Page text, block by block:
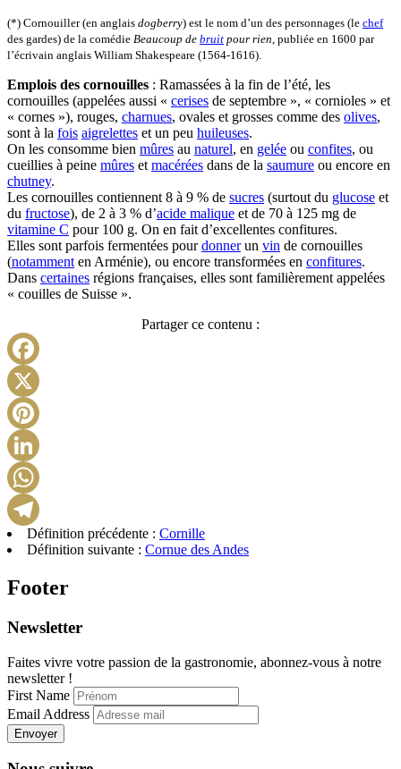
(*) Cornouiller (en anglais dogberry) est le nom d’un des personnages (le chef
des gardes) de la comédie Beaucoup de bruit pour rien, publiée en 1600 par
l’écrivain anglais William Shakespeare (1564-1616).
Emplois des cornouilles : Ramassées à la fin de l’été, les
cornouilles (appelées aussi « cerises de septembre », « cornioles » et
« cornes »), rouges, charnues, ovales et grosses comme des olives,
sont à la fois aigrelettes et un peu huileuses.
On les consomme bien mûres au naturel, en gelée ou confites, ou
cueillies à peine mûres et macérées dans de la saumure ou encore en
chutney.
Les cornouilles contiennent 8 à 9 % de sucres (surtout du glucose et
du fructose), de 2 à 3 % d’acide malique et de 70 à 125 mg de
vitamine C pour 100 g. On en fait d’excellentes confitures.
Elles sont parfois fermentées pourdonnerun vin de cornouilles
(notamment en Arménie), ou encore transformées en confitures.
Dans certaines régions françaises, elles sont familièrement appelées
« couilles de Suisse ».
Partager ce contenu :
Telegram
Définition précédente : Cornille
Définition suivante : Cornue des Andes
Footer
Newsletter
Faites vivre votre passion de la gastronomie, abonnez-vous à notre
newsletter !
First Name
Email Address
Envoyer